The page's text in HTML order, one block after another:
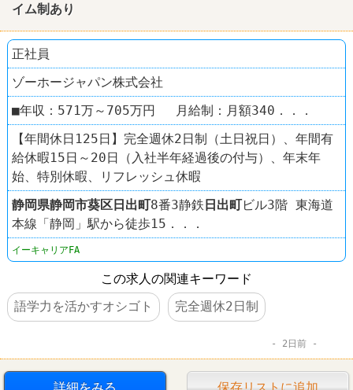
イム制あり
正社員
ゾーホージャパン株式会社
■年収：571万～705万円 月給制：月額340．．．
【年間休日125日】完全週休2日制（土日祝日）、年間有
給休暇15日～20日（入社半年経過後の付与）、年末年
始、特別休暇、リフレッシュ休暇
静岡県静岡市葵区日出町8番3静鉄 日出町ビル3階 東海道
本線「静岡」駅から徒歩15．．．
イーキャリアFA
この求人の関連キーワード
語学力を活かすオシゴト
完全週休2日制
2日前
詳細をみる 保存リストに追加